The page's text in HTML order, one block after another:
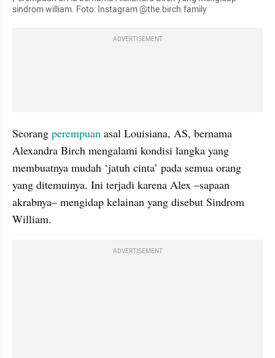
sindrom william. Foto: Instagram @the.birch.family
ADVERTISEMENT
Seorang perempuan asal Louisiana, AS, bernama
Alexandra Birch mengalami kondisi langka yang
membuatnya mudah ‘jatuh cinta’ pada semua orang
yang ditemuinya. Ini terjadi karena Alex –sapaan
akrabnya– mengidap kelainan yang disebut Sindrom
William.
ADVERTISEMENT